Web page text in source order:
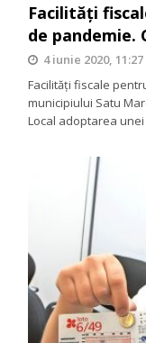
Facilităţi
de pandemie.
4 iunie 2020, 11:27
Facilităţi fiscale
municipiului Satu
Local adoptarea